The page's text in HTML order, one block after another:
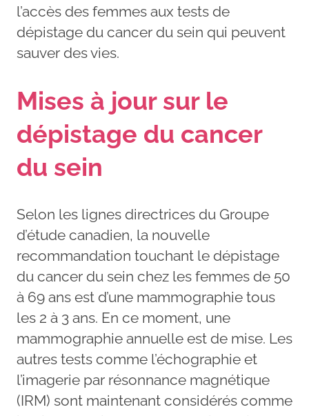
l’accès des femmes aux tests de
dépistage du cancer du sein qui peuvent
sauver des vies.
Mises à jour sur le
dépistage du cancer
du sein
Selon les lignes directrices du Groupe
d’étude canadien, la nouvelle
recommandation touchant le dépistage
du cancer du sein chez les femmes de 50
à 69 ans est d’une mammographie tous
les 2 à 3 ans. En ce moment, une
mammographie annuelle est de mise. Les
autres tests comme l’échographie et
l’imagerie par résonnance magnétique
(IRM) sont maintenant considérés comme